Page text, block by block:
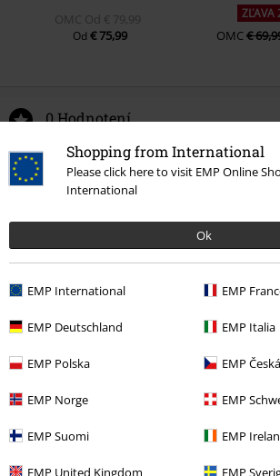
Shopping from International
Please click here to visit EMP Online
International
Ok
EMP International EMP
EMP Deutschland EMP Italia
EMP Polska EMP
EMP Norge EMP
EMP Suomi EMP
EMP United Kingdom EMP
OMC Od € 79,99
Od € 75,99
ZĽAVA
OMC€
0 Hodnotení
Podeľte sa o váš názor "Košeľa s
Naposledy navštívené